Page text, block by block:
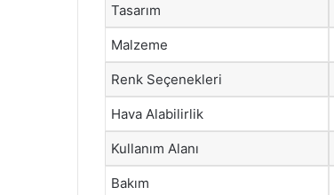
Tasarım
Malzeme
Renk Seçenekleri
Hava Alabilirlik
Kullanım Alanı
Bakım